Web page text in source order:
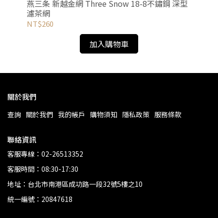
燕三条 新越金網 Three Snow 18-8不鏽鋼 深型
濾茶網
NT$260
加入購物車
關於我們
查詢 關於我們 我的帳戶 購物須知 隱私政策 服務條款
聯絡資訊
客服專線：02-26513352
客服時間：08:30-17:30
地址：台北市南港區成功路一段32號5樓之10
統一編號：20847618